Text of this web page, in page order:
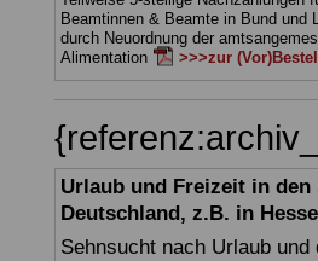
Beamtinnen & Beamte in Bund und
durch Neuordnung der
Alimentation
>>>zur
Urlaub und Freizeit in
Deutschland, z.B. in
Sehnsucht nach Urlaub